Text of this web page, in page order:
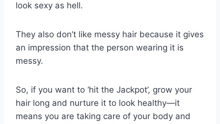
look sexy as hell.
They also don’t like messy hair because it gives
an impression that the person wearing it is
messy.
So, if you want to ‘hit the Jackpot’, grow your
hair long and nurture it to look healthy—it
means you are taking care of your body and